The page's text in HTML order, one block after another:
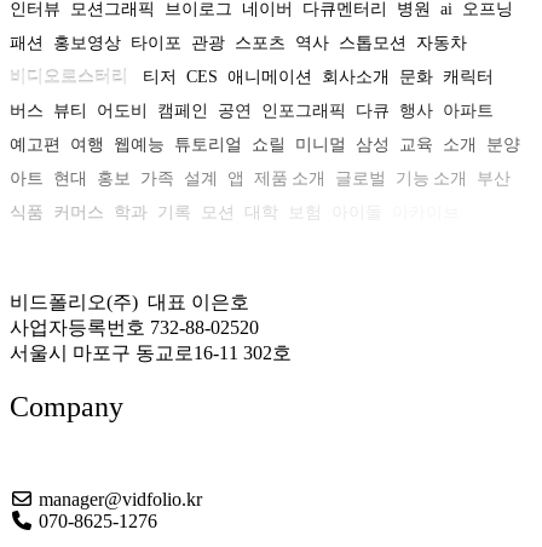
인터뷰
모션그래픽 브이로그 네이버 다큐멘터리 병원 ai 오프닝
패션
홍보영상 타이포 관광 스포츠 역사 스톱모션
자동차
비디오로스터리
티저 CES 애니메이션 회사소개 문화 캐릭터
버스
뷰티 어도비 캠페인 공연 인포그래픽 다큐 행사 아파트
예고편
여행 웹예능 튜토리얼 쇼릴 미니멀 삼성 교육 소개
분양
아트
현대 홍보 가족 설계 앱 제품 소개 글로벌 기능 소개
부산
식품
커머스 학과 기록 모션 대학 보험
비드폴리오(주) 대표 이은호
사업자등록번호 732-88-02520
서울시 마포구 동교로16-11 302호
Company
manager@vidfolio.kr
070-8625-1276